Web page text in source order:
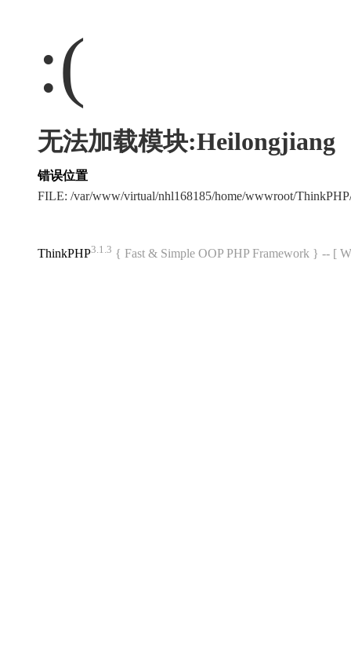
:(
无法加载模块:Heilongjiang
错误位置
FILE: /var/www/virtual/nhl168185/home/wwwroot/
ThinkPHP3.1.3 { Fast & Simple OOP PHP Framework } -- [